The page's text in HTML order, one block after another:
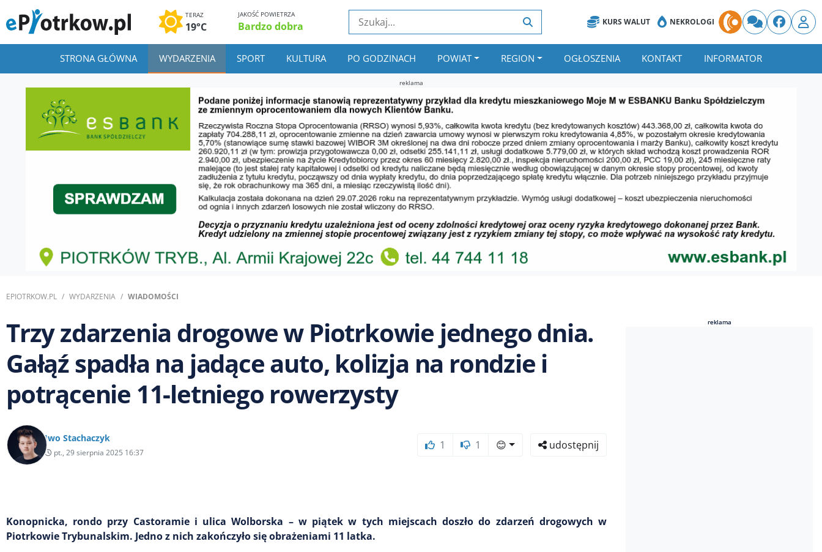
TERAZ
19°C
JAKOŚĆ POWIETRZA
Bardzo dobra KURS WALUT NEKROLOGI
STRONA GŁÓWNA WYDARZENIA SPORT KULTURA PO GODZINACH POWIAT REGION OGŁOSZENIA KONTAKT INFORMATOR
reklama
EPIOTRKOW.PL WYDARZENIA WIADOMOŚCI
Trzy zdarzenia drogowe w Piotrkowie jednego dnia.
Gałąź spadła na jadące auto, kolizja na rondzie i
potrącenie 11-letniego rowerzysty
Iwo Stachaczyk
pt., 29 sierpnia 2025 16:37
1 1 😊 udostępnij
Konopnicka, rondo przy Castoramie i ulica Wolborska – w piątek w tych miejscach doszło do zdarzeń drogowych w
Piotrkowie Trybunalskim. Jedno z nich zakończyło się obrażeniami 11 latka.
reklama
reklama